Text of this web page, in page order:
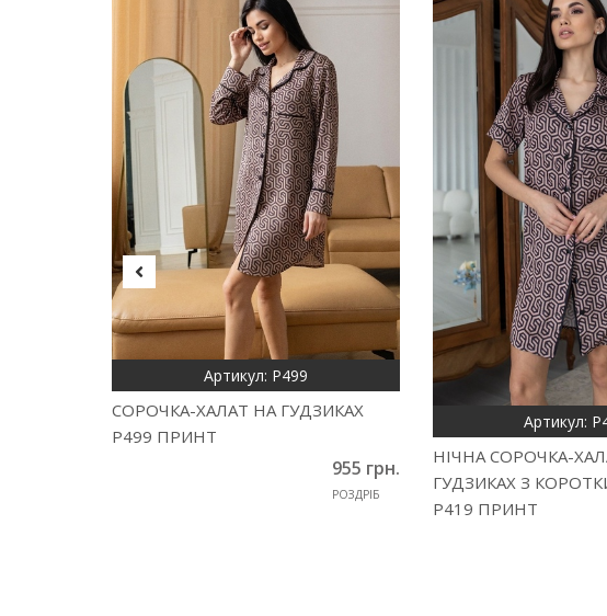
Артикул: Р499
СОРОЧКА-ХАЛАТ НА ГУДЗИКАХ
Р499 ПРИНТ
955 грн.
РОЗДРІБ
Артикул:
НІЧНА СОРОЧКА-
ГУДЗИКАХ З
Р419 ПРИНТ